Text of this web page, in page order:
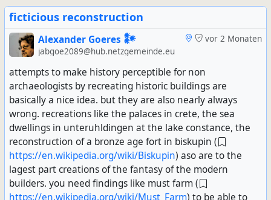
ficticious reconstruction
vor 2 Monaten
Alexander Goeres 𒀯
jabgoe2089@hub.netzgemeinde.eu
attempts to make history perceptible for non
archaeologists by recreating historic buildings are
basically a nice idea. but they are also nearly always
wrong. recreations like the palaces in crete, the sea
dwellings in unteruhldingen at the lake constance, the
reconstruction of a bronze age fort in biskupin (
https://en.wikipedia.org/wiki/Biskupin) aso are to the
lagest part creations of the fantasy of the modern
builders. you need findings like must farm (
https://en.wikipedia.org/wiki/Must_Farm) to be able to